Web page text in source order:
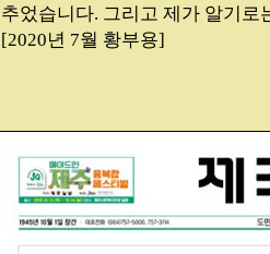
추었습니다. 그리고 제가 알기로
[2020년 7월 황부용]